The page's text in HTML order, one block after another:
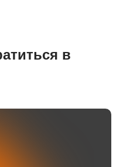
в